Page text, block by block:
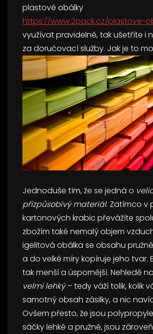
plastové obálky
https://www.2pack.cz/plastove-
využívat pravidelně, tak ušetříte i
za doručovací služby. Jak je to
Jednoduše tím, že se jedná o
přizpůsobivý materiál. Zatímco v
kartonových krabic převážíte
zbožím také nemalý objem
igelitová obálka se obsahu
a do velké míry kopíruje jeho tvar.
tak menší a úspornější. Nehledě
velmi lehký– tedy váží tolik, kolik
samotný obsah zásilky, a nic
Ovšem přesto, že jsou
sáčky lehké a pružné, jsou zároveň